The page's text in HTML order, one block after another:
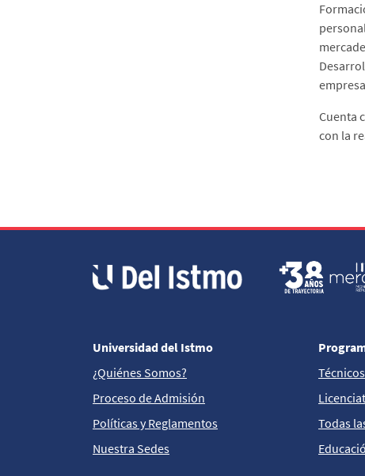
Cuenta
con la
Universidad del Istmo
¿Quiénes Somos?
Proceso de Admisión
Políticas y Reglamentos
Nuestra Sedes
Técnicos
Todas